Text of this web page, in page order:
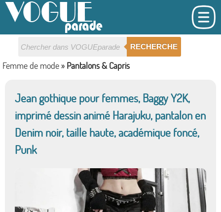
RECHERCHE
Femme de mode » Pantalons & Capris
Jean gothique pour femmes, Baggy Y2K,
imprimé dessin animé Harajuku, pantalon en
Denim noir, taille haute, académique foncé,
Punk